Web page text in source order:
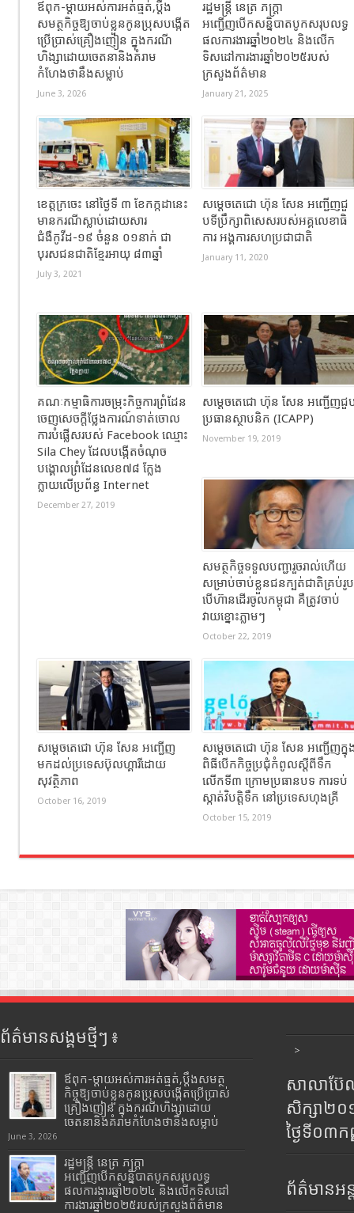
ឪពុក-ម្ដាយអស់ការអត់ធ្មត់,ប្ដឹង
សមត្ថកិច្ចឱ្យចាប់ខ្លួនកូនប្រុសបង្កើត
ប្រើប្រាស់គ្រឿងញៀន ក្នុងករណី
ហិង្សាដោយចេតនានិងគំរាម
កំហែងថានឹងសម្លាប់
June 3, 2026
រដ្ឋមន្រ្តី​ នេត្រ​ ភក្ត្រា​
អញ្ជើញបើកសន្និបាតបូកសរុបលទ្ធ
ផលការងារឆ្នាំ២០២៤ និងលើក
ទិសដៅការងារឆ្នាំ២០២៥របស់​
ក្រសួង​ព័ត៌មាន​
January 21, 2025
ខេត្តក្រចេះ នៅថ្ងៃទី ៣ ខែកក្កដានេះ
មានករណីស្លាប់ដោយសារ
ជំងឺកូវីដ-១៩ ចំនួន ០១នាក់ ជា
បុរសជនជាតិខ្មែរអាយុ ៨៣ឆ្នាំ
July 3, 2021
សម្តេចតេជោ ហ៊ុន សែន អញ្ជើញជួ
បទីប្រឹក្សាពិសេសរបស់អគ្គលេខាធិ
ការ អង្គការសហប្រជាជាតិ
January 11, 2020
គណៈកម្មាធិការចម្រុះកិច្ចការព្រំដែន
ចេញសេចក្តីថ្លែងការណ៍ទាត់ចោល
ការបំផ្លើសរបស់ Facebook ឈ្មោះ
Sila Chey ដែលបង្កើតចំណុច
បង្គោលព្រំដែនលេខ៧៨ ក្លែង
ក្លាយលើប្រព័ន្ធ Internet
December 27, 2019
សម្តេចតេជោ ហ៊ុន សែន អញ្ជើញជួ
ប្រធានស្ថាបនិក (ICAPP)​
November 19, 2019
សមត្ថកិច្ចទទួលបញ្ជារួចរាល់ហើយ
សម្រាប់ចាប់ខ្លួនជនក្បត់ជាតិគ្រប់រូប
បើហ៊ានដើរចូលកម្ពុជា គឺត្រូវចាប់
វាយខ្នោះភ្លាមៗ
October 22, 2019
សម្តេចតេជោ ហ៊ុន សែន អញ្ជើញ
មកដល់ប្រទេសប៊ុលហ្គារីដោយ
សុវត្ថិភាព
October 16, 2019
សម្តេចតេជោ ហ៊ុន សែន អញ្ជើញក្នុ
ពិធីបើកកិច្ចប្រជុំកំពូលស្តីពីទឹក
លើកទី៣ ក្រោមប្រធានបទ ការទប់
ស្កាត់វិបត្តិទឹក នៅប្រទេសហុងគ្រី
October 15, 2019
ព័ត៌មានសង្គមថ្មីៗ ៖
ឪពុក-ម្ដាយអស់ការអត់ធ្មត់,ប្ដឹងសមត្ថ
កិច្ចឱ្យចាប់ខ្លួនកូនប្រុសបង្កើតប្រើប្រាស់
គ្រឿងញៀន ក្នុងករណីហិង្សាដោយ
ចេតនានិងគំរាមកំហែងថានឹងសម្លាប់
June 3, 2026
រដ្ឋមន្រ្តី​ នេត្រ​ ភក្ត្រា​
អញ្ជើញបើកសន្និបាតបូកសរុបលទ្ធ
ផលការងារឆ្នាំ២០២៤ និងលើកទិសដៅ
ការងារឆ្នាំ២០២៥របស់​ក្រសួង​ព័ត៌មាន​
>
សាលាប៊ែ
សិក្សា២
ថ្ងៃទី០៣
ព័ត៌មានអន្